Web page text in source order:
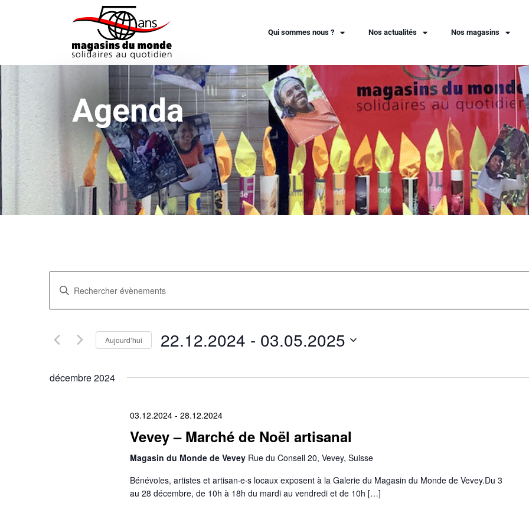
Qui sommes nous ? Nos actualités Nos magasins
Agenda
Recherche
et
navigation
vues
Évènements
Saisir
mot-
Rechercher
mot-
Aujourd’hui 22.12.2024 - 03.05.2025
date.
décembre 2024
03.12.2024- 28.12.2024
Vevey – Marché de Noël artisanal
Magasin du Monde de Vevey Rue du Conseil 20, Vevey, Suisse
Bénévoles, artistes et artisan·e·s locaux exposent à la Galerie du Magasin du Monde de Vevey.Du 3
au 28 décembre, de 10h à 18h du mardi au vendredi et de 10h […]